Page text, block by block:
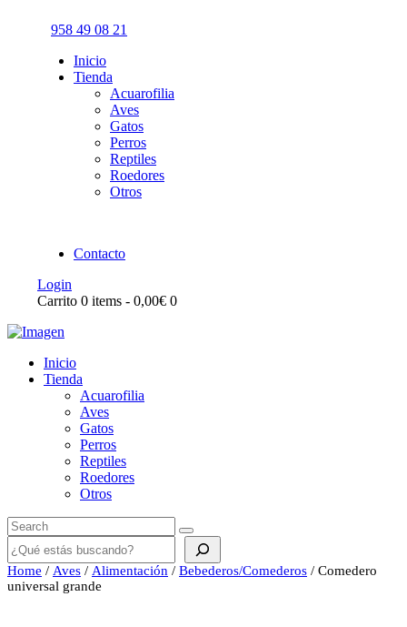
958 49 08 21
Inicio
Tienda
Acuarofilia
Aves
Gatos
Perros
Reptiles
Roedores
Otros
Contacto
Login
Carrito 0 items - 0,00€ 0
Inicio
Tienda
Acuarofilia
Aves
Gatos
Perros
Reptiles
Roedores
Otros
Buscar
Home / Aves / Alimentación / Bebederos/Comederos / Comedero
universal grande